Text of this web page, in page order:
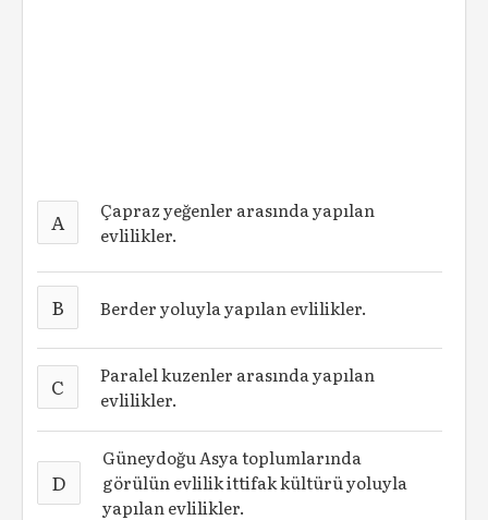
A
Çapraz yeğenler arasında yapılan
evlilikler.
B Berder yoluyla yapılan evlilikler.
C
Paralel kuzenler arasında yapılan
evlilikler.
D
Güneydoğu Asya toplumlarında
görülün evlilik ittifak kültürü yoluyla
yapılan evlilikler.